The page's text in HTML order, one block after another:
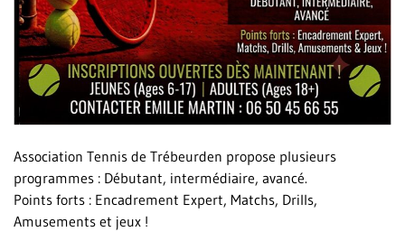
Association Tennis de Trébeurden propose plusieurs
programmes : Débutant, intermédiaire, avancé.
Points forts : Encadrement Expert, Matchs, Drills,
Amusements et jeux !